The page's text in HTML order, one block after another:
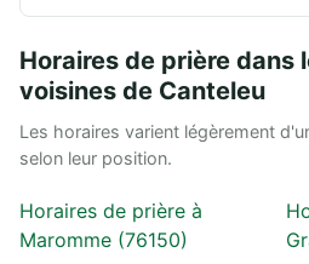
Horaires de prière dans
voisines de Canteleu
Les horaires varient légèrement
selon leur position.
Horaires de prière à
Maromme (76150)